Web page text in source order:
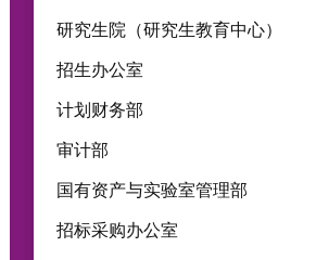
研究生院（研究生教育中心）
招生办公室
计划财务部
审计部
国有资产与实验室管理部
招标采购办公室